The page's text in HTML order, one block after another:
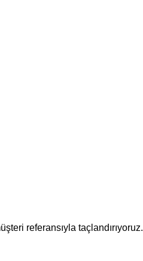
referansıyla taçlandırıyoruz.